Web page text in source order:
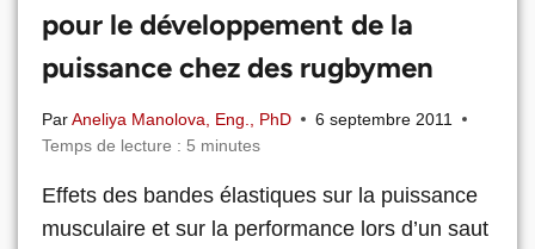
pour le développement de la
puissance chez des rugbymen
ParAneliya Manolova, Eng., PhD
6 septembre 2011
Temps de lecture : 5 minutes
Effets des bandes élastiques sur la puissance
musculaire et sur la performance lors d’un saut